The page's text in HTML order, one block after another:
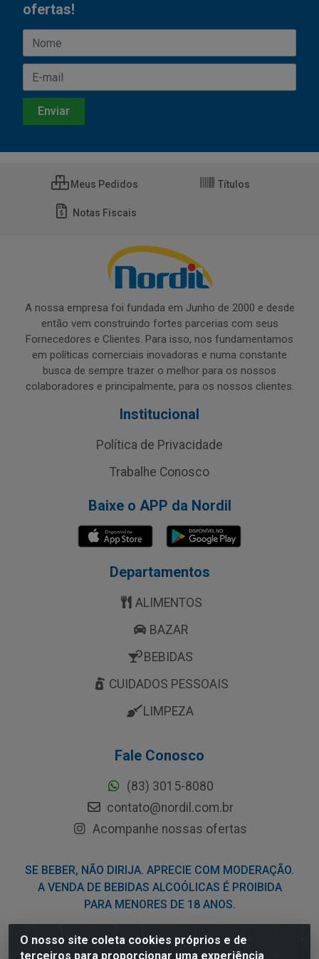
O nosso site coleta cookies próprios e de
terceiros para proporcionar uma experiência
ofertas!
Meus Pedidos Títulos
Notas Fiscais
A nossa empresa foi fundada em Junho de 2000 e desde
então vem construindo fortes parcerias com seus
Fornecedores e Clientes. Para isso, nos fundamentamos
em políticas comerciais inovadoras e numa constante
busca de sempre trazer o melhor para os nossos
colaboradores e principalmente, para os nossos clientes.
Institucional
Política de Privacidade
Trabalhe Conosco
Baixe o APP da Nordil
Departamentos
ALIMENTOS
BAZAR
BEBIDAS
CUIDADOS PESSOAIS
LIMPEZA
Fale Conosco
(83) 3015-8080
contato@nordil.com.br
Acompanhe nossas ofertas
SE BEBER, NÃO DIRIJA. APRECIE COM MODERAÇÃO.
A VENDA DE BEBIDAS ALCOÓLICAS É PROIBIDA
PARA MENORES DE 18 ANOS.
Nordil Distribuidora - Avenida Liberdade, 2738, Bloco F -